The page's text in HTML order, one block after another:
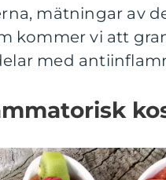
mätningar av
kommer vi att
med